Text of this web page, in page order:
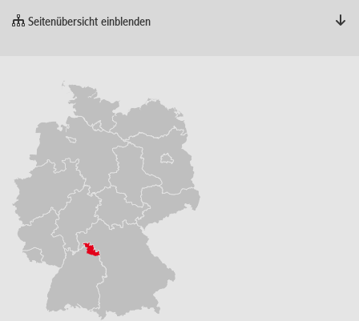
Seitenübersicht einblenden